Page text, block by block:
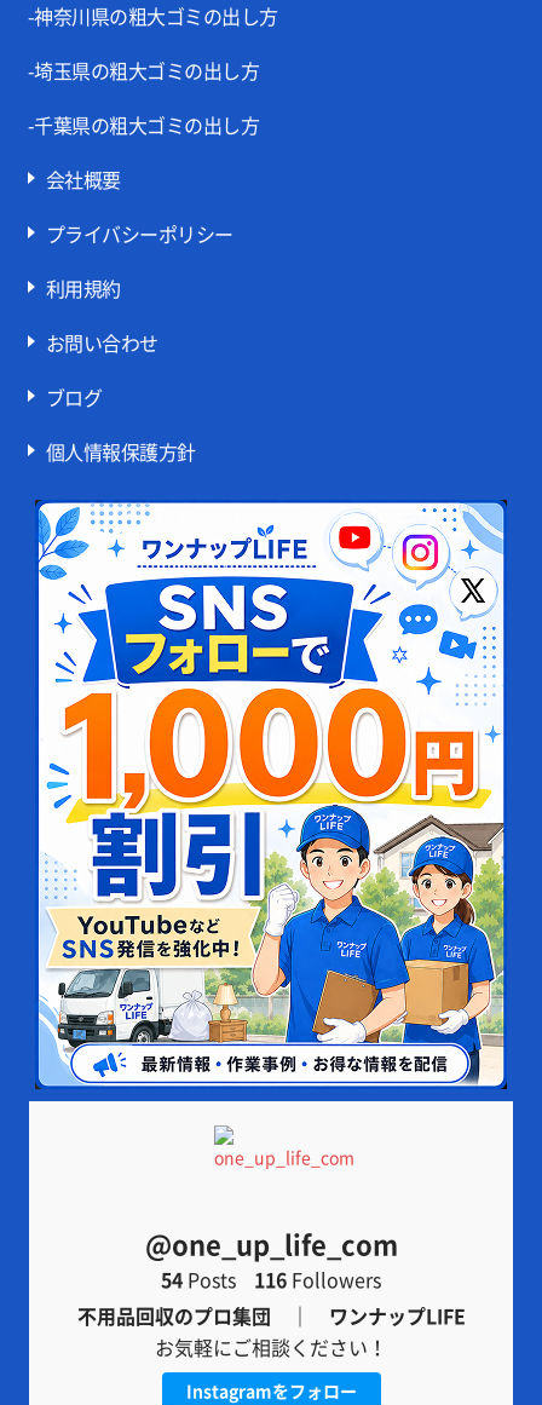
-神奈川県の粗大ゴミの出し方
-埼玉県の粗大ゴミの出し方
-千葉県の粗大ゴミの出し方
会社概要
プライバシーポリシー
利用規約
お問い合わせ
ブログ
個人情報保護方針
@one_up_life_com
54 Posts 116 Followers
不用品回収のプロ集団 ｜ ワンナップLIFE
お気軽にご相談ください！
Instagramをフォロー